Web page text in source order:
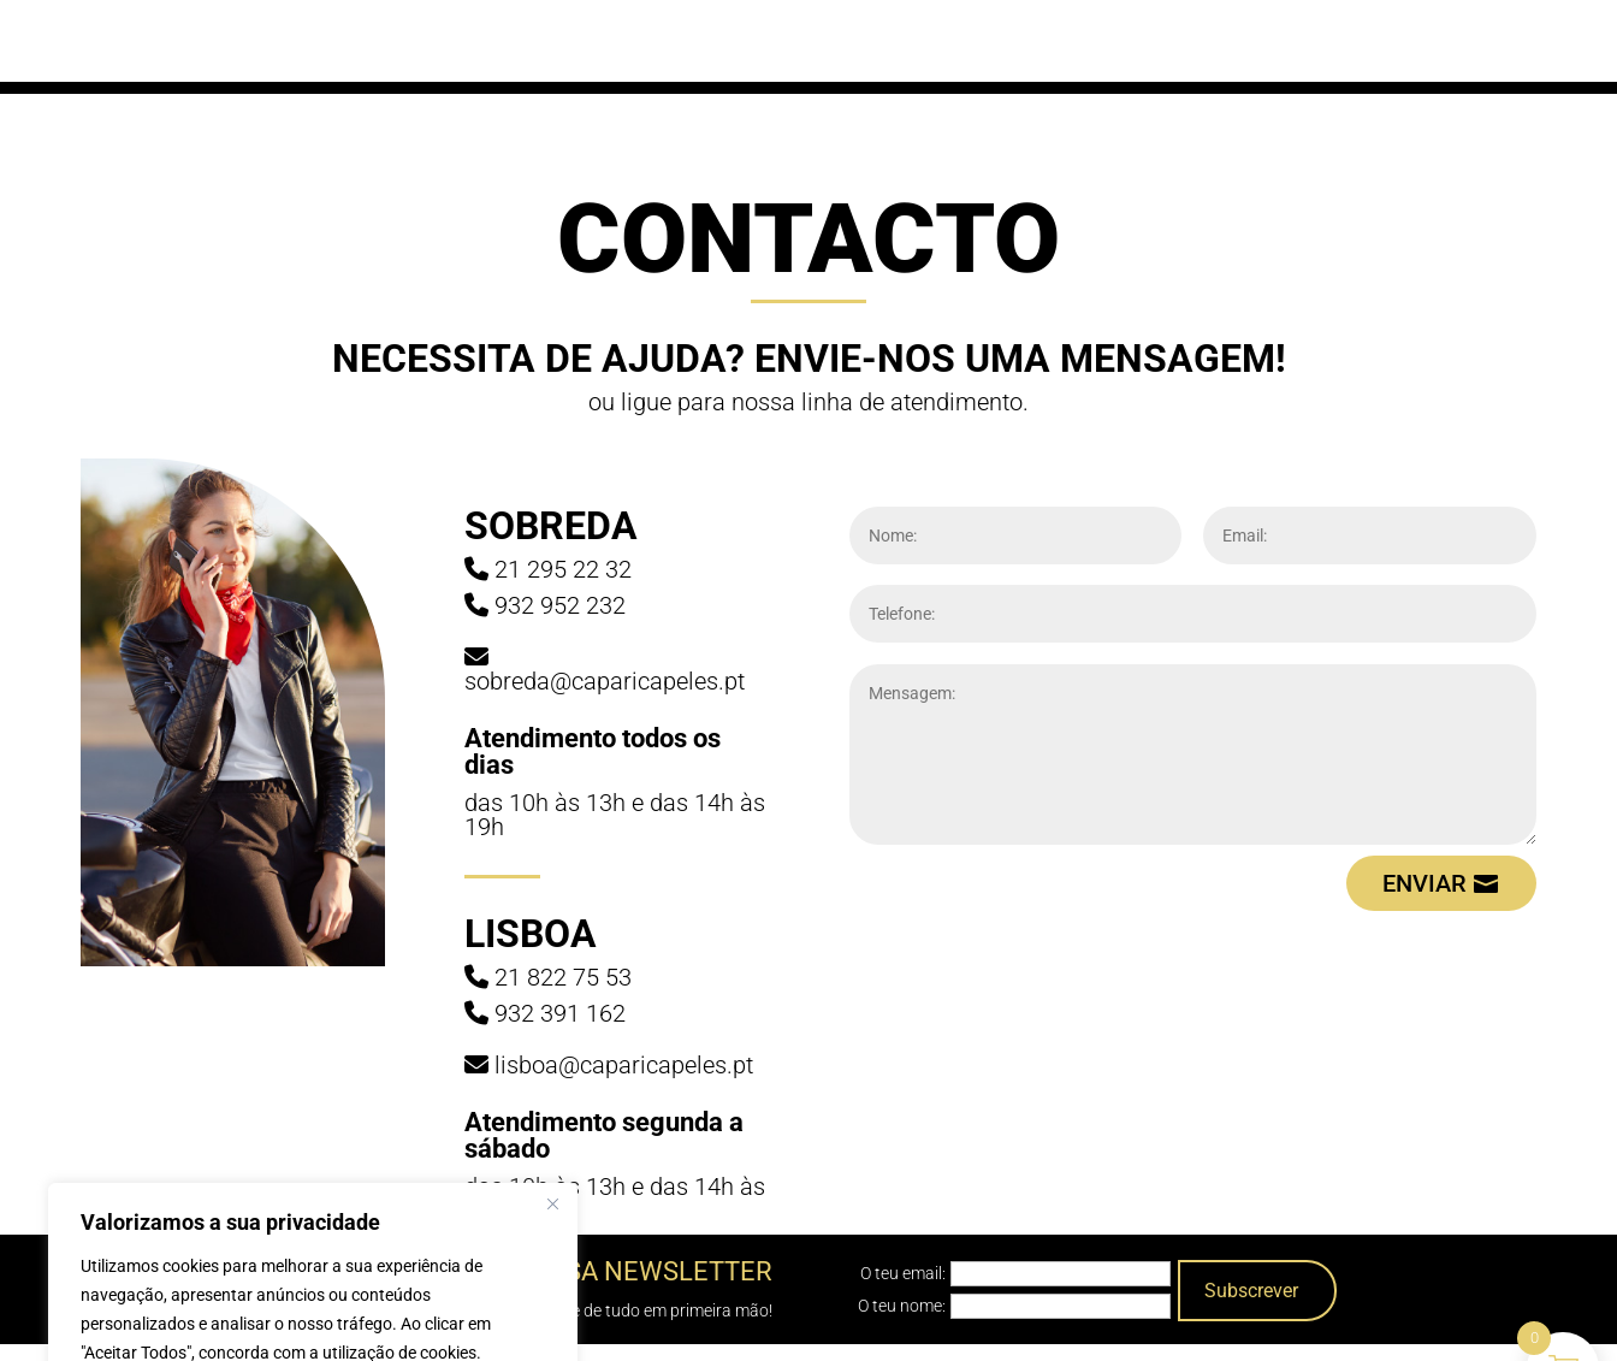
Valorizamos a sua privacidade
Utilizamos cookies para melhorar a sua experiência de
navegação, apresentar anúncios ou conteúdos
personalizados e analisar o nosso tráfego. Ao clicar em
"Aceitar Todos", concorda com a utilização de cookies.
CONTACTO
NECESSITA DE AJUDA? ENVIE-NOS UMA MENSAGEM!
ou ligue para nossa linha de atendimento.
SOBREDA
21 295 22 32
932 952 232
sobreda@caparicapeles.pt
Atendimento todos os
dias
das 10h às 13h e das 14h às
19h
LISBOA
21 822 75 53
932 391 162
lisboa@caparicapeles.pt
Atendimento segunda a
sábado
das 10h às 13h e das 14h às
ENVIAR
INSCREVE-TE Á NOSSA NEWSLETTER
e sabe de tudo em primeira mão!
O teu email:
O teu nome:
0